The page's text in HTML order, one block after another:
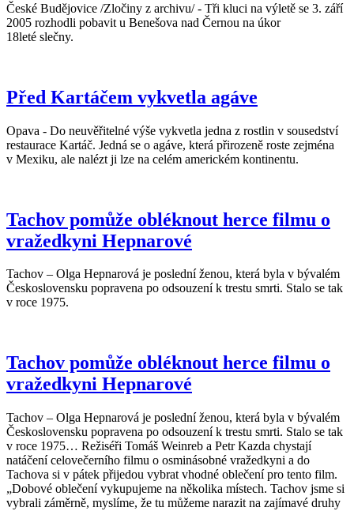
České Budějovice /Zločiny z archivu/ - Tři kluci na výletě se 3. září
2005 rozhodli pobavit u Benešova nad Černou na úkor
18leté slečny.
Před Kartáčem vykvetla agáve
Opava - Do neuvěřitelné výše vykvetla jedna z rostlin v sousedství
restaurace Kartáč. Jedná se o agáve, která přirozeně roste zejména
v Mexiku, ale nalézt ji lze na celém americkém kontinentu.
Tachov pomůže obléknout herce filmu o
vražedkyni Hepnarové
Tachov – Olga Hepnarová je poslední ženou, která byla v bývalém
Československu popravena po odsouzení k trestu smrti. Stalo se tak
v roce 1975.
Tachov pomůže obléknout herce filmu o
vražedkyni Hepnarové
Tachov – Olga Hepnarová je poslední ženou, která byla v bývalém
Československu popravena po odsouzení k trestu smrti. Stalo se tak
v roce 1975… Režiséři Tomáš Weinreb a Petr Kazda chystají
natáčení celovečerního filmu o osminásobné vražedkyni a do
Tachova si v pátek přijedou vybrat vhodné oblečení pro tento film.
„Dobové oblečení vykupujeme na několika místech. Tachov jsme si
vybrali záměrně, myslíme, že tu můžeme narazit na zajímavé druhy